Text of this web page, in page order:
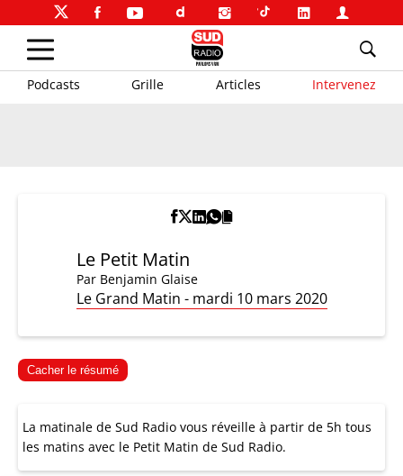
Podcasts Grille Articles Intervenez
Le Petit Matin
Par Benjamin Glaise
Le Grand Matin - mardi 10 mars 2020
Cacher le résumé
La matinale de Sud Radio vous réveille à partir de 5h tous
les matins avec le Petit Matin de Sud Radio.